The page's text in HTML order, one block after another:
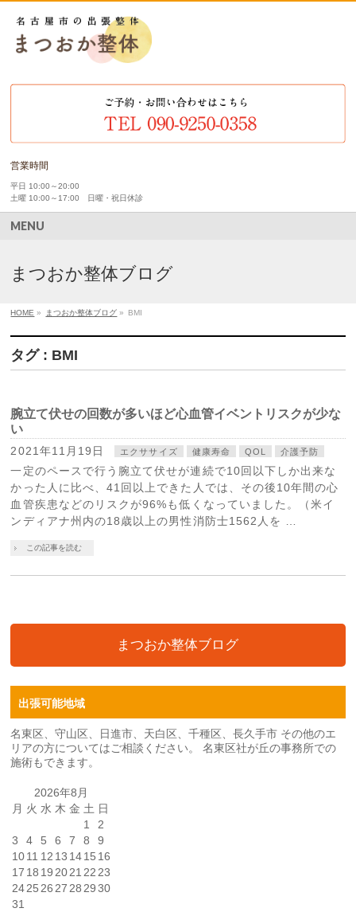
営業時間
平日 10:00～20:00
土曜 10:00～17:00 日曜・祝日休診
MENU
まつおか整体ブログ
HOME » まつおか整体ブログ » BMI
タグ : BMI
腕立て伏せの回数が多いほど心血管イベントリスクが少な
い
2021年11月19日 エクササイズ 健康寿命 QOL 介護予防
一定のペースで行う腕立て伏せが連続で10回以下しか出来な
かった人に比べ、41回以上できた人では、その後10年間の心
血管疾患などのリスクが96%も低くなっていました。（米イ
ンディアナ州内の18歳以上の男性消防士1562人を …
この記事を読む
まつおか整体ブログ
出張可能地域
名東区、守山区、日進市、天白区、千種区、長久手市 その他のエ
リアの方についてはご相談ください。 名東区社が丘の事務所での
施術もできます。
2026年8月
月 火 水 木 金 土 日
1
2
3
4 5 6 7 8
9
1011 12 13 1415 16
17 18 19 2021 22 23
2425 26 27 28 29 30
31